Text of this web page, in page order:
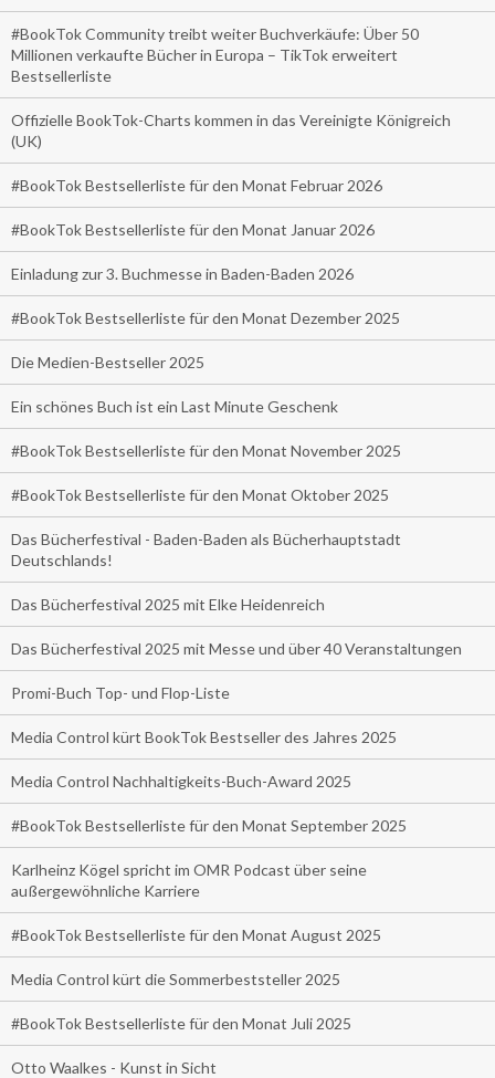
#BookTok Community treibt weiter Buchverkäufe: Über 50
Millionen verkaufte Bücher in Europa – TikTok erweitert
Bestsellerliste
Offizielle BookTok-Charts kommen in das Vereinigte Königreich
(UK)
#BookTok Bestsellerliste für den Monat Februar 2026
#BookTok Bestsellerliste für den Monat Januar 2026
Einladung zur 3. Buchmesse in Baden-Baden 2026
#BookTok Bestsellerliste für den Monat Dezember 2025
Die Medien-Bestseller 2025
Ein schönes Buch ist ein Last Minute Geschenk
#BookTok Bestsellerliste für den Monat November 2025
#BookTok Bestsellerliste für den Monat Oktober 2025
Das Bücherfestival - Baden-Baden als Bücherhauptstadt
Deutschlands!
Das Bücherfestival 2025 mit Elke Heidenreich
Das Bücherfestival 2025 mit Messe und über 40 Veranstaltungen
Promi-Buch Top- und Flop-Liste
Media Control kürt BookTok Bestseller des Jahres 2025
Media Control Nachhaltigkeits-Buch-Award 2025
#BookTok Bestsellerliste für den Monat September 2025
Karlheinz Kögel spricht im OMR Podcast über seine
außergewöhnliche Karriere
#BookTok Bestsellerliste für den Monat August 2025
Media Control kürt die Sommerbeststeller 2025
#BookTok Bestsellerliste für den Monat Juli 2025
Otto Waalkes - Kunst in Sicht